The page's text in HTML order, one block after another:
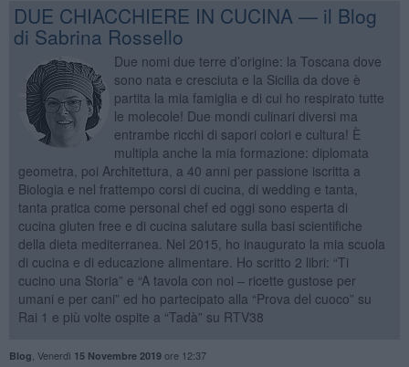
DUE CHIACCHIERE IN CUCINA — il Blog
di Sabrina Rossello
Due nomi due terre d’origine: la Toscana dove
sono nata e cresciuta e la Sicilia da dove è
partita la mia famiglia e di cui ho respirato tutte
le molecole! Due mondi culinari diversi ma
entrambe ricchi di sapori colori e cultura! È
multipla anche la mia formazione: diplomata
geometra, poi Architettura, a 40 anni per passione iscritta a
Biologia e nel frattempo corsi di cucina, di wedding e tanta,
tanta pratica come personal chef ed oggi sono esperta di
cucina gluten free e di cucina salutare sulla basi scientifiche
della dieta mediterranea. Nel 2015, ho inaugurato la mia scuola
di cucina e di educazione alimentare. Ho scritto 2 libri: “Ti
cucino una Storia” e “A tavola con noi – ricette gustose per
umani e per cani” ed ho partecipato alla “Prova del cuoco” su
Rai 1 e più volte ospite a “Tadà” su RTV38
Blog Venerdì 15 Novembre 2019ore 12:37